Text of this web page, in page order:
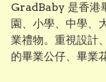
GradBaby 是香港
園、小學、中學、
業禮物。重視設計
的畢業公仔、畢業